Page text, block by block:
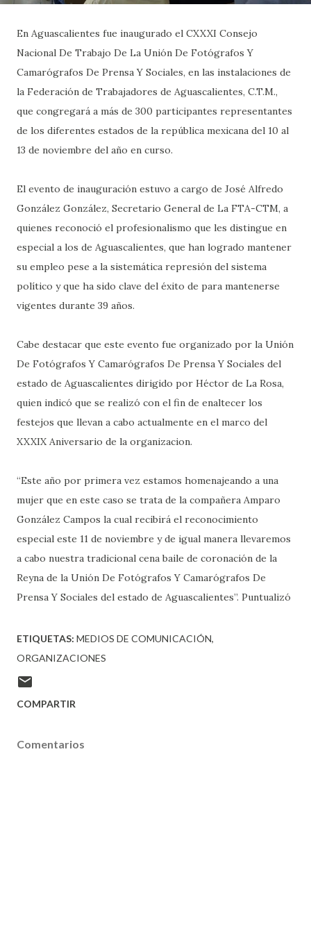
En Aguascalientes fue inaugurado el CXXXI Consejo
Nacional De Trabajo De La Unión De Fotógrafos Y
Camarógrafos De Prensa Y Sociales, en las instalaciones de
la Federación de Trabajadores de Aguascalientes, C.T.M.,
que congregará a más de 300 participantes representantes
de los diferentes estados de la república mexicana del 10 al
13 de noviembre del año en curso.
El evento de inauguración estuvo a cargo de José Alfredo
González González, Secretario General de La FTA-CTM, a
quienes reconoció el profesionalismo que les distingue en
especial a los de Aguascalientes, que han logrado mantener
su empleo pese a la sistemática represión del sistema
político y que ha sido clave del éxito de para mantenerse
vigentes durante 39 años.
Cabe destacar que este evento fue organizado por la Unión
De Fotógrafos Y Camarógrafos De Prensa Y Sociales del
estado de Aguascalientes dirigido por Héctor de La Rosa,
quien indicó que se realizó con el fin de enaltecer los
festejos que llevan a cabo actualmente en el marco del
XXXIX Aniversario de la organizacion.
“Este año por primera vez estamos homenajeando a una
mujer que en este caso se trata de la compañera Amparo
González Campos la cual recibirá el reconocimiento
especial este 11 de noviembre y de igual manera llevaremos
a cabo nuestra tradicional cena baile de coronación de la
Reyna de la Unión De Fotógrafos Y Camarógrafos De
Prensa Y Sociales del estado de Aguascalientes”. Puntualizó
ETIQUETAS: MEDIOS DE COMUNICACIÓN
ORGANIZACIONES
COMPARTIR
Comentarios